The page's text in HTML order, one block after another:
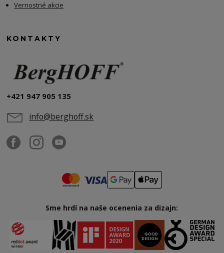
Vernostné akcie
KONTAKTY
+421 947 905 135
info@berghoff.sk
Sme hrdí na naše ocenenia za dizajn: